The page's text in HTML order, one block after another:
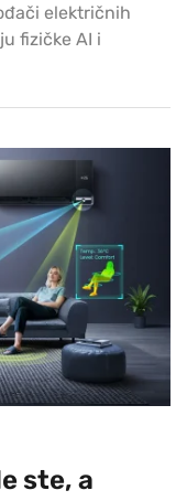
električnih
fizičke AI i
ste, a